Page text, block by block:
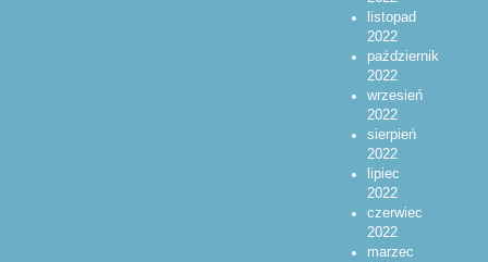
listopad
2022
październik
2022
wrzesień
2022
sierpień
2022
lipiec
2022
czerwiec
2022
marzec